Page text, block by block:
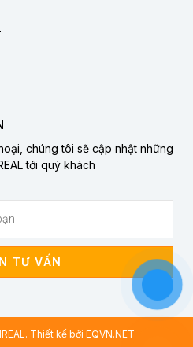
chúng tôi sẽ cập nhật những
tới quý khách
TƯ VẤN
Thiết kế bởi EQVN.NET